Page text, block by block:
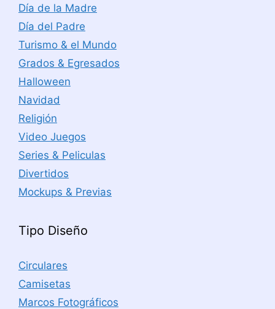
Día de la Madre
Día del Padre
Turismo & el Mundo
Grados & Egresados
Halloween
Navidad
Religión
Video Juegos
Series & Peliculas
Divertidos
Mockups & Previas
Tipo Diseño
Circulares
Camisetas
Marcos Fotográficos